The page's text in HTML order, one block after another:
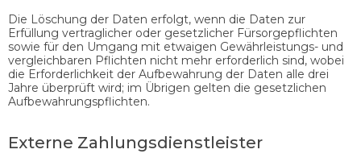
Die Löschung der Daten erfolgt, wenn die Daten zur
Erfüllung vertraglicher oder gesetzlicher Fürsorgepflichten
sowie für den Umgang mit etwaigen Gewährleistungs- und
vergleichbaren Pflichten nicht mehr erforderlich sind, wobei
die Erforderlichkeit der Aufbewahrung der Daten alle drei
Jahre überprüft wird; im Übrigen gelten die gesetzlichen
Aufbewahrungspflichten.
Externe Zahlungsdienstleister